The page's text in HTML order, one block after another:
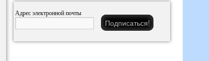
Адрес электронной почты